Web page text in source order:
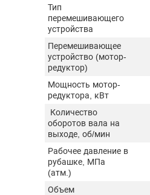
Тип
перемешивающего
устройства
Перемешивающее
устройство (мотор-
редуктор)
Мощность мотор-
редуктора, кВт
Количество
оборотов вала на
выходе, об/мин
Рабочее давление в
рубашке, МПа
(атм.)
Объем